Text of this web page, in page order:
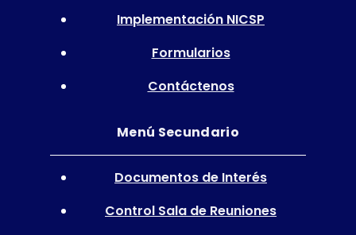
Implementación NICSP
Formularios
Contáctenos
Menú Secundario
Documentos de Interés
Control Sala de Reuniones